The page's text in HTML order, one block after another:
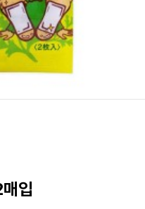
입